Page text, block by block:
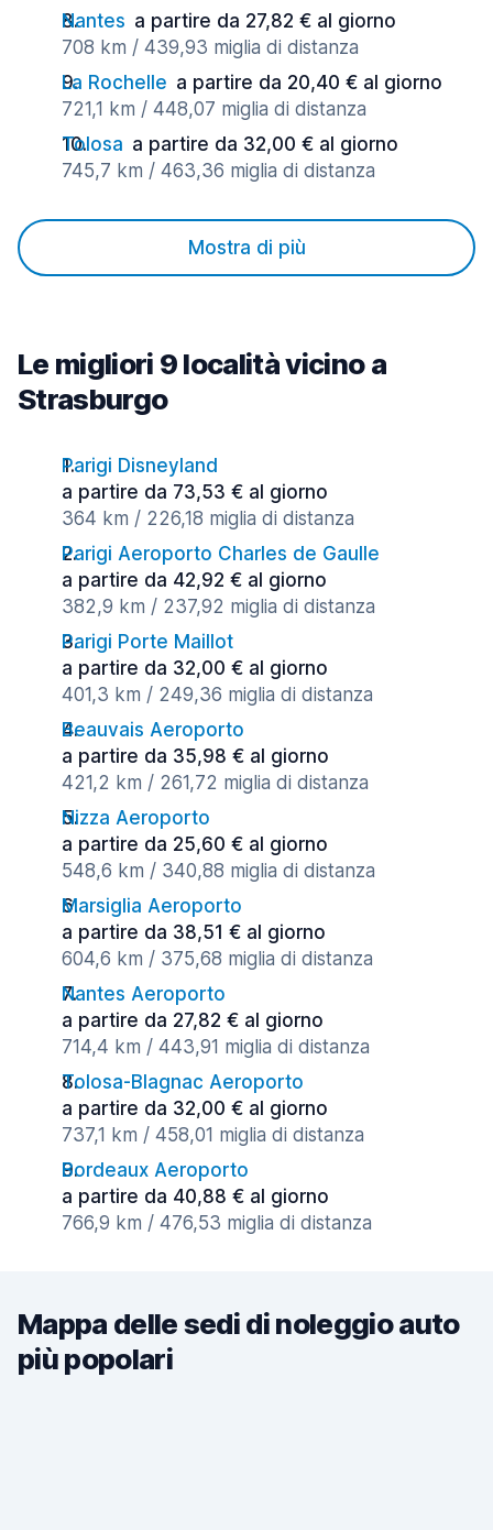
Nantes a partire da 27,82 € al giorno
708 km / 439,93 miglia di distanza
La Rochelle a partire da 20,40 € al giorno
721,1 km / 448,07 miglia di distanza
Tolosa a partire da 32,00 € al giorno
745,7 km / 463,36 miglia di distanza
Mostra di più
Le migliori 9 località vicino a
Strasburgo
Parigi Disneyland
a partire da 73,53 € al giorno
364 km / 226,18 miglia di distanza
Parigi Aeroporto Charles de Gaulle
a partire da 42,92 € al giorno
382,9 km / 237,92 miglia di distanza
Parigi Porte Maillot
a partire da 32,00 € al giorno
401,3 km / 249,36 miglia di distanza
Beauvais Aeroporto
a partire da 35,98 € al giorno
421,2 km / 261,72 miglia di distanza
Nizza Aeroporto
a partire da 25,60 € al giorno
548,6 km / 340,88 miglia di distanza
Marsiglia Aeroporto
a partire da 38,51 € al giorno
604,6 km / 375,68 miglia di distanza
Nantes Aeroporto
a partire da 27,82 € al giorno
714,4 km / 443,91 miglia di distanza
Tolosa-Blagnac Aeroporto
a partire da 32,00 € al giorno
737,1 km / 458,01 miglia di distanza
Bordeaux Aeroporto
a partire da 40,88 € al giorno
766,9 km / 476,53 miglia di distanza
Mappa delle sedi di noleggio auto
più popolari